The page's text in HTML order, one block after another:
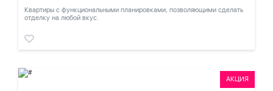
Квартиры с функциональными планировками, позволяющими сделать
отделку на любой вкус.
АКЦИЯ